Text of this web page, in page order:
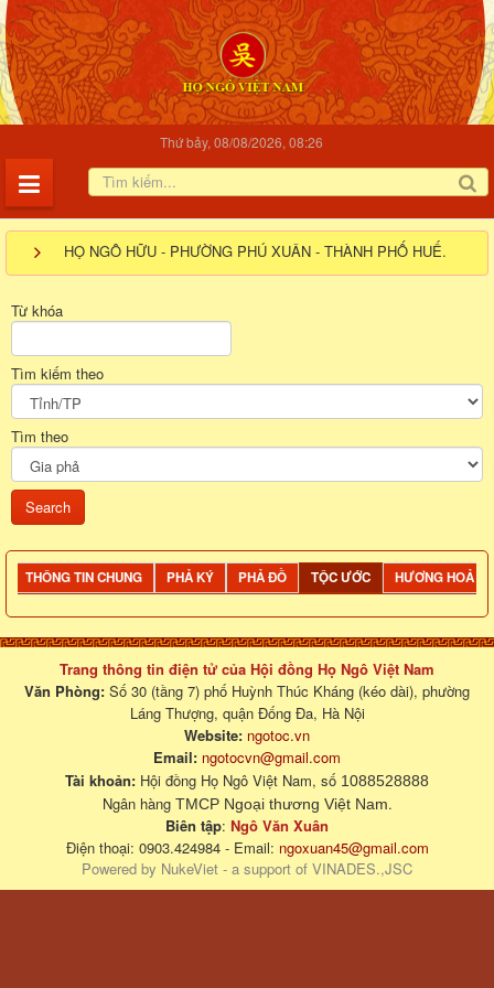
Thứ bảy, 08/08/2026, 08:26
HỌ NGÔ HỮU - PHƯỜNG PHÚ XUÂN - THÀNH PHỐ HUẾ.
Từ khóa
Tìm kiếm theo
Tìm theo
THÔNG TIN CHUNG PHẢ KÝ PHẢ ĐỒ TỘC ƯỚC HƯƠNG HOẢ
Trang thông tin điện tử của Hội đồng Họ Ngô Việt Nam
Văn Phòng: Số 30 (tầng 7) phố Huỳnh Thúc Kháng (kéo dài), phường
Láng Thượng, quận Đống Đa, Hà Nội
Website: ngotoc.vn
Email: ngotocvn@gmail.com
Tài khoản: Hội đồng Họ Ngô Việt Nam, số 1088528888
Ngân hàng TMCP Ngoại thương Việt Nam.
Biên tập: Ngô Văn Xuân
Điện thoại: 0903.424984 - Email: ngoxuan45@gmail.com
Powered by NukeViet - a support of VINADES.,JSC